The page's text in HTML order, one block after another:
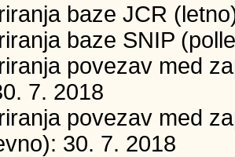
baze JCR
baze SNIP
povezav med
7. 2018
povezav med
30. 7. 2018